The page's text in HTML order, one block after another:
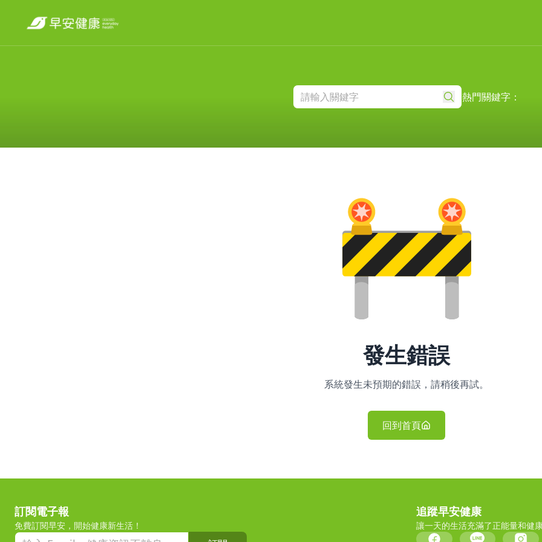
熱門關鍵字：
發生錯誤
系統發生未預期的錯誤，請稍後再試。
回到首頁
訂閱電子報
免費訂閱早安，開始健康新生活！
追蹤早安健康
讓一天的生活充滿了正能量和健